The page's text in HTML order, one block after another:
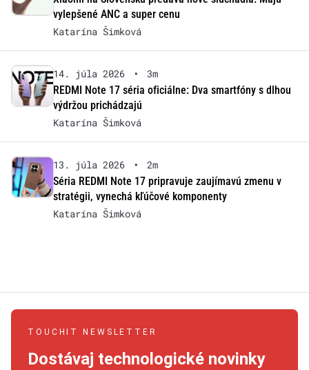
vylepšené ANC a super cenu
Katarína Šimková
14. júla 2026 •
3m
REDMI Note 17 séria oficiálne: Dva smartfóny s dlhou
výdržou prichádzajú
Katarína Šimková
13. júla 2026 •
2m
Séria REDMI Note 17 pripravuje zaujímavú zmenu v
stratégii, vynechá kľúčové komponenty
Katarína Šimková
TOUCHIT NEWSLETTER
Dostávaj technologické novinky